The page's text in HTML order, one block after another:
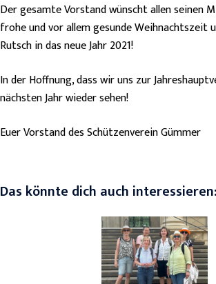
Der gesamte Vorstand wünscht allen seinen
frohe und vor allem gesunde Weihnachtszeit
Rutsch in das neue Jahr 2021!
In der Hoffnung, dass wir uns zur
nächsten Jahr wieder sehen!
Euer Vorstand des Schützenverein Gümmer
Das könnte dich auch interessieren: